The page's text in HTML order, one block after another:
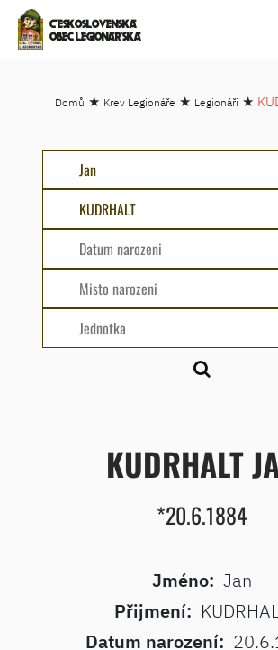
ČESKOSLOVENSKÁ
OBEC LEGIONÁŘSKÁ
Domů ★ Krev Legionáře ★ Legionáři ★
KUDRHALT
*20.6.1884
Jméno: Jan
Přijmení:
Datum narození: